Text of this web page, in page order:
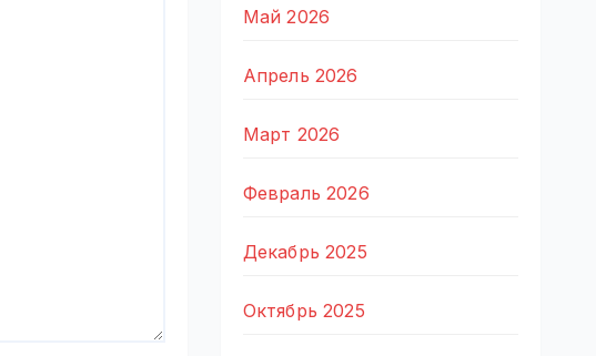
Май 2026
Апрель 2026
Март 2026
Февраль 2026
Декабрь 2025
Октябрь 2025